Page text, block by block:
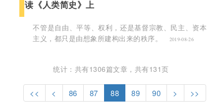
读《人类简史》上
不管是自由、平等、权利，还是基督宗教、民主、资本
主义，都只是由想象所建构出来的秩序。
2019-08-26
统计：共有1306篇文章，共有131页
<< < 86 87 88 89 90 > >>